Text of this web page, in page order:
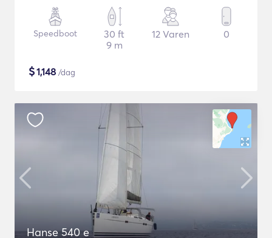
Speedboot
30 ft
9 m
12 Varen 0
$1,148 /dag
Hanse 540 e